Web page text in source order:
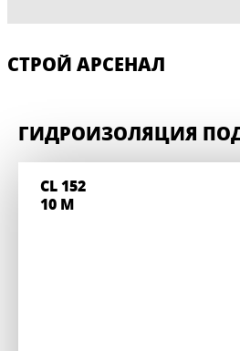
СТРОЙ АРСЕНАЛ
ГИДРОИЗОЛЯЦИЯ
CL 152
10 M